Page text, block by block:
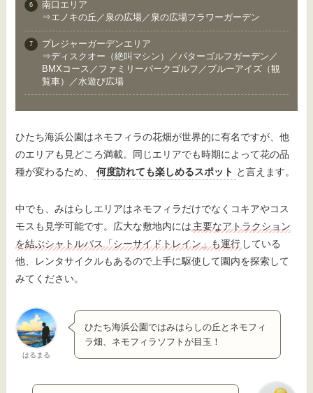
南口エリア
⇒エノキの丘／泉の広場／泉の広場フラワーガーデン
プレジャーガーデンエリア
⇒ディスクオー（絶叫マシン）／パターゴルフガーデン／
BMXコース／ファミリーパークゴルフ／ブルーアイズ（観
覧車）／水遊び広場
ひたち海浜公園はネモフィラの花畑が世界的に有名ですが、他
のエリアも見どころ満載。同じエリアでも時期によって花の品
種が変わるため、
何度訪れても楽しめるスポット と言えます。
中でも、みはらしエリアはネモフィラだけでなくコキアやコス
モスも見学可能です。広大な敷地内には 主要なアトラクション
を結ぶシャトルバス「シーサイドトレイン」も運行 している
他、レンタサイクルもあるので上手に駆使して園内を探索して
みてください。
はるまる
ひたち海浜公園ではみはらしの丘とネモフィ
ラ畑、ネモフィラソフトが目玉！